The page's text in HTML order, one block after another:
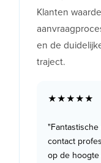
Klanten
en de
traject.
★★★★★
contact
op de